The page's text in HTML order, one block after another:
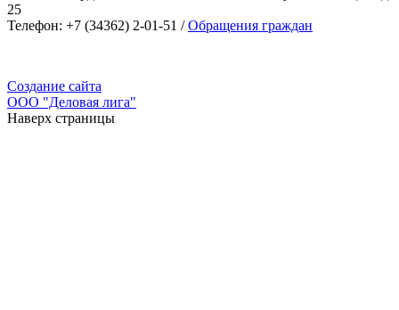
25
Телефон: +7 (34362) 2-01-51 /Обращения граждан
Создание сайта
ООО "Деловая лига"
Наверх страницы